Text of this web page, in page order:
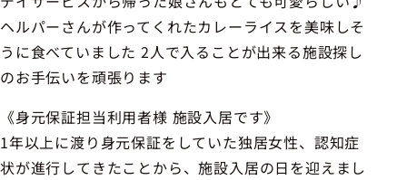
ヘルパーさんが作ってくれたカレーライスを美味しそ
うに食べていました 2人で入ることが出来る施設探し
のお手伝いを頑張ります
《身元保証担当利用者様 施設入居です》
1年以上に渡り身元保証をしていた独居女性、認知症
状が進行してきたことから、施設入居の日を迎えまし